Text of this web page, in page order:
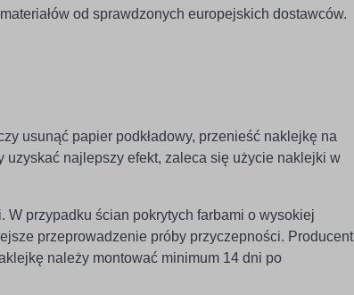
od sprawdzonych europejskich dostawców.
usunąć papier podkładowy, przenieść naklejkę na
najlepszy efekt, zaleca się użycie naklejki w
przypadku ścian pokrytych farbami o wysokiej
przeprowadzenie próby przyczepności. Producent
należy montować minimum 14 dni po